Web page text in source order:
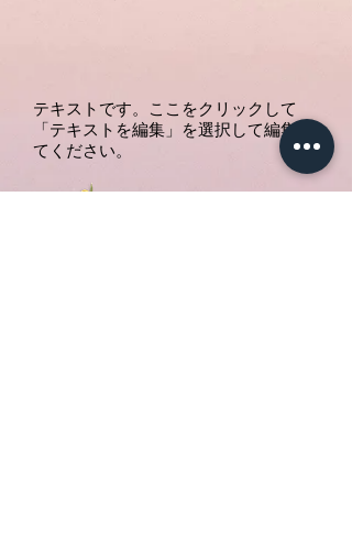
テキストです。ここをクリックして
「テキストを編集」を選択して編集し
てください。